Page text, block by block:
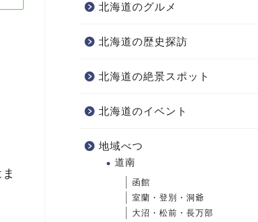
北海道のグルメ
北海道の歴史探訪
北海道の絶景スポット
北海道のイベント
地域べつ
道南
函館
室蘭・登別・洞爺
大沼・松前・長万部